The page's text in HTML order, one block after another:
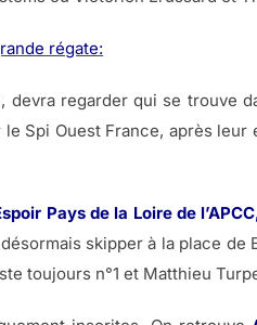
régate:
devra regarder qui se trouve
Spi Ouest France, après leur
Pays de la Loire de
skipper à la place
toujours n°1 et Matthieu